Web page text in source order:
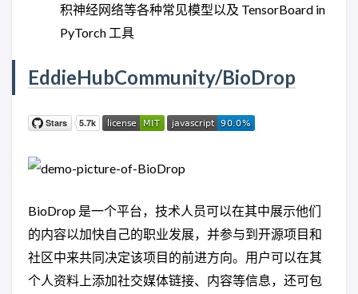
积神经网络等各种常见模型以及 TensorBoard in
PyTorch 工具
EddieHubCommunity/BioDrop
BioDrop 是一个平台，技术人员可以在其中展示他们
的内容以加快自己的职业发展，并参与到开源项目和
社区中来共同决定该项目的前进方向。用户可以在其
个人资料上添加社交媒体链接、内容等信息，还可包